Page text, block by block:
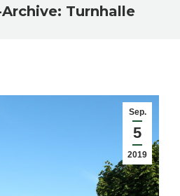
Turnhalle
Sep.
5
2019